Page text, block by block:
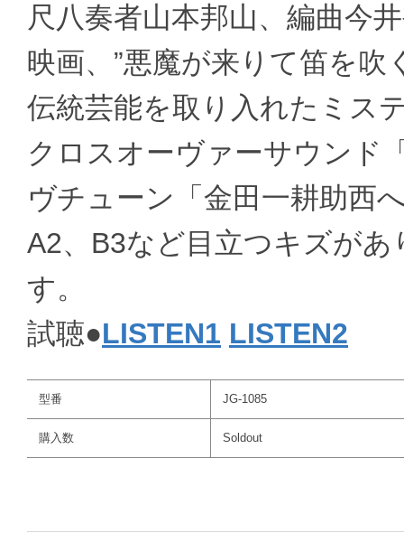
尺八奏者山本邦山、編曲今
映画、”悪魔が来りて笛を吹
伝統芸能を取り入れたミス
クロスオーヴァーサウンド
ヴチューン「金田一耕助西
A2、B3など目立つキズが
す。
試聴●LISTEN1 LISTEN2
型番 JG-1085
購入数 Soldout